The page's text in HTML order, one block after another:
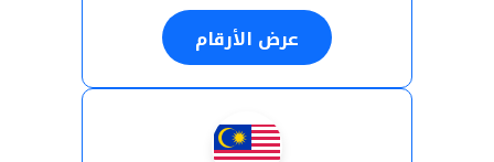
عرض الأرقام